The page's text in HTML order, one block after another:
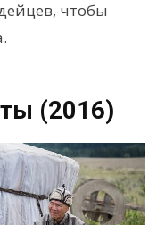
чтобы
(2016)